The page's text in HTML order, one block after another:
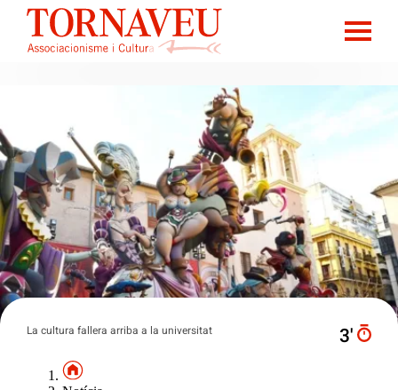
La cultura fallera arriba a la universitat 3′